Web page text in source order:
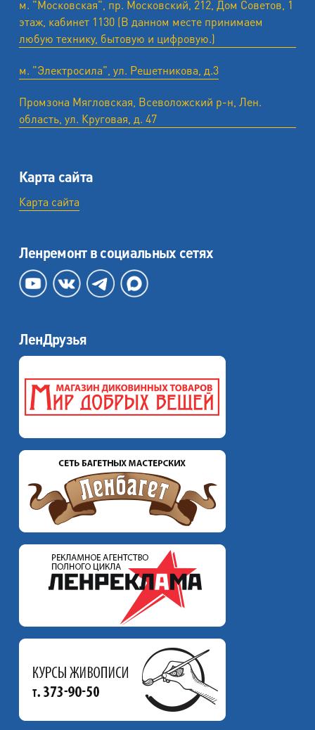
м. "Московская", пр. Московский, 212, Дом Советов, 1
этаж, кабинет 1130 (В данном месте принимаем
любую технику, бытовую и цифровую.)
м. "Электросила", ул. Решетникова, д.3
Промзона Мягловская, Всеволожский р-н, Лен.
область, ул. ​Круговая, д. 47
Карта сайта
Карта сайта
Ленремонт в социальных сетях
ЛенДрузья